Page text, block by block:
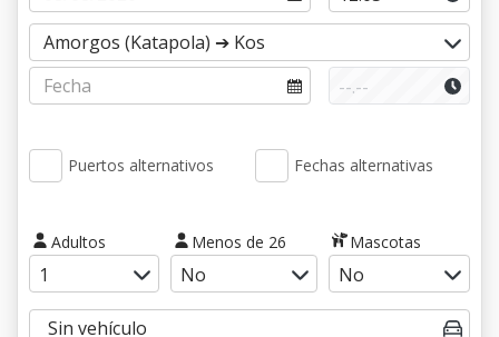
Puertos alternativos Fechas alternativas
Adultos Menos de 26 Mascotas